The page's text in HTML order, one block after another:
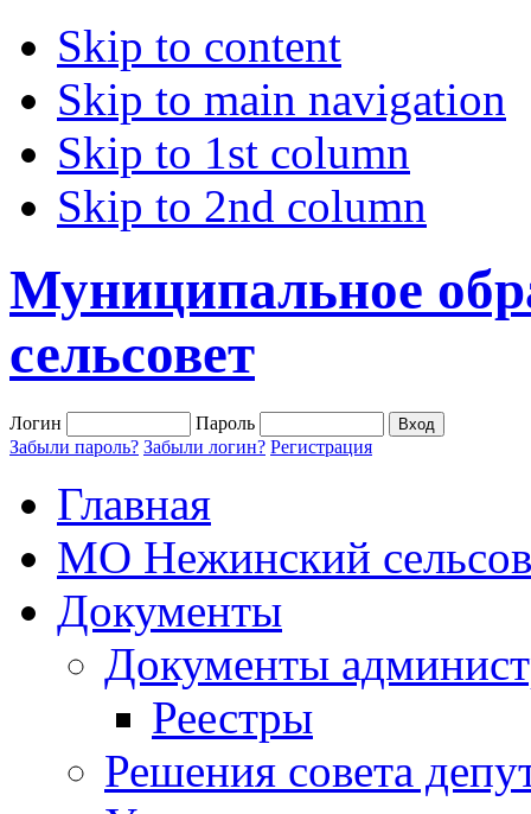
Skip to content
Skip to main navigation
Skip to 1st column
Skip to 2nd column
Муниципальное
сельсовет
Логин
Пароль
Забыли пароль? Забыли логин? Регистрация
Главная
МО Нежинский
Документы
Документы
Реестры
Решения совета